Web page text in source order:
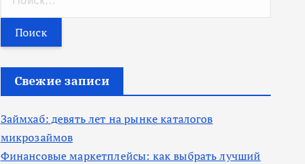
т
и
Свежие записи
Займхаб: девять лет на рынке каталогов
микрозаймов
Финансовые маркетплейсы: как выбрать лучший